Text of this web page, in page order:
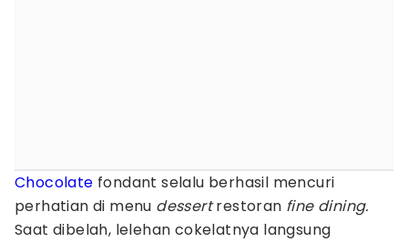
Chocolate fondant selalu berhasil mencuri
perhatian di menu dessertrestoran fine dining.
Saat dibelah, lelehan cokelatnya langsung